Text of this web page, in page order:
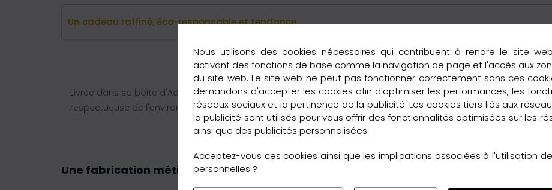
Un cadeau raffiné, éco-responsable et tendance
Livrée dans sa boîte d'AccessModa offerte, cette écharpe en cachemire Anthracite est le cadeau idéal pour
respectueuse de l'environnement, elle ravira les amoureuses de mode soucieuses de leur impact écologique.
Une fabrication méticuleuse en Méditerranée
Nous utilisons des cookies nécessaires qui contribuent à rendre le site
activant des fonctions de base comme la navigation de page et l'accès aux
du site web. Le site web ne peut pas fonctionner correctement sans ces
demandons d'accepter les cookies afin d'optimiser les performances, les
réseaux sociaux et la pertinence de la publicité. Les cookies tiers liés aux
la publicité sont utilisés pour vous offrir des fonctionnalités optimisées sur les
ainsi que des publicités personnalisées.
Acceptez-vous ces cookies ainsi que les implications associées à l'utilisation
personnelles ?